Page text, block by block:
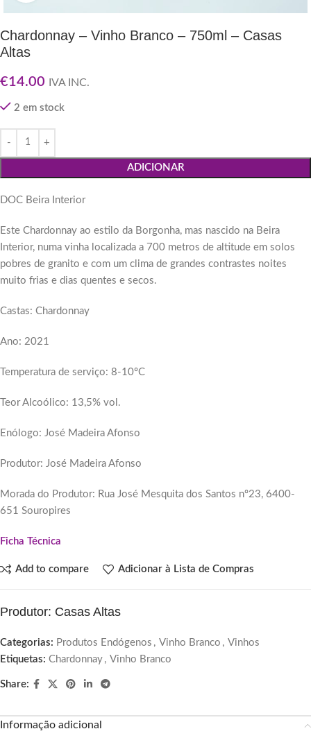
Chardonnay – Vinho Branco – 750ml – Casas
Altas
€14.00 IVA INC.
2 em stock
ADICIONAR
DOC Beira Interior
Este Chardonnay ao estilo da Borgonha, mas nascido na Beira
Interior, numa vinha localizada a 700 metros de altitude em solos
pobres de granito e com um clima de grandes contrastes noites
muito frias e dias quentes e secos.
Castas: Chardonnay
Ano: 2021
Temperatura de serviço: 8-10ºC
Teor Alcoólico: 13,5% vol.
Enólogo: José Madeira Afonso
Produtor: José Madeira Afonso
Morada do Produtor: Rua José Mesquita dos Santos nº23, 6400-
651 Souropires
Ficha Técnica
Add to compare Adicionar à Lista de Compras
Produtor: Casas Altas
Categorias: Produtos Endógenos , Vinho Branco , Vinhos
Etiquetas: Chardonnay , Vinho Branco
Share:
Informação adicional